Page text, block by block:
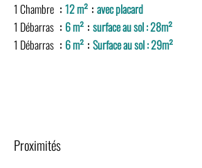
1 Chambre
12 m² avec placard
1 Débarras
6 m² surface au sol : 28m²
1 Débarras
6 m² Surface au sol : 29m²
Proximités